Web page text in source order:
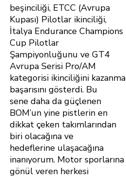
beşinciliği, ETCC (Avrupa
Kupası) Pilotlar ikinciliği,
İtalya Endurance Champions
Cup Pilotlar
Şampiyonluğunu ve GT4
Avrupa Serisi Pro/AM
kategorisi ikinciliğini kazanma
başarısını gösterdi. Bu
sene daha da güçlenen
BOM’un yine pistlerin en
dikkat çeken takımlarından
biri olacağına ve
hedeflerine ulaşacağına
inanıyorum. Motor sporlarına
gönül veren herkesi